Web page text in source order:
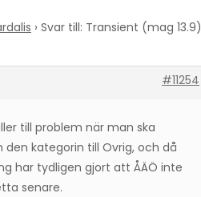
› Svar till: Transient (mag 13.9)
#11254
till problem när man ska
kategorin till Ovrig, och då
har tydligen gjort att ÅÄÖ inte
senare.